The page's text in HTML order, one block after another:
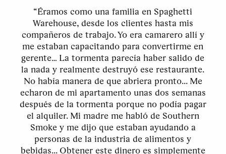
“Éramos como una familia en Spaghetti
Warehouse, desde los clientes hasta mis
compañeros de trabajo. Yo era camarero allí y
me estaban capacitando para convertirme en
gerente… La tormenta parecía haber salido de
la nada y realmente destruyó ese restaurante.
No había manera de que abriera pronto... Me
echaron de mi apartamento unas dos semanas
después de la tormenta porque no podía pagar
el alquiler. Mi madre me habló de Southern
Smoke y me dijo que estaban ayudando a
personas de la industria de alimentos y
bebidas... Obtener este dinero es simplemente